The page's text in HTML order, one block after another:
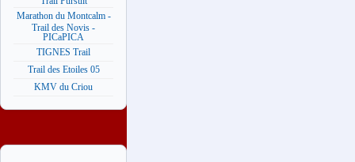
Marathon du Montcalm -
Trail des Novis -
PICaPICA
TIGNES Trail
Trail des Etoiles 05
KMV du Criou